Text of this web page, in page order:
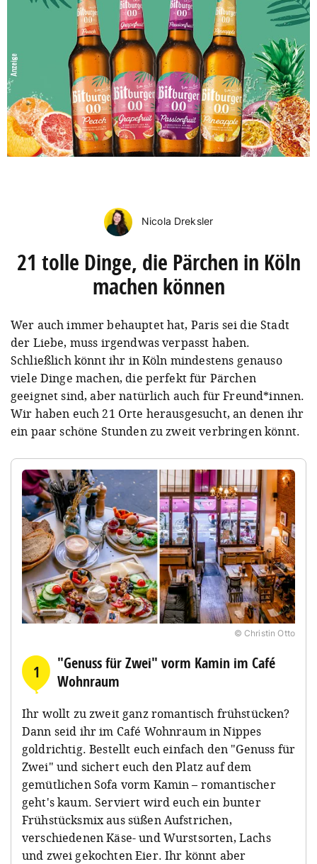
Nicola Dreksler
21 tolle Dinge, die Pärchen in Köln
machen können
Wer auch immer behauptet hat, Paris sei die Stadt
der Liebe, muss irgendwas verpasst haben.
Schließlich könnt ihr in Köln mindestens genauso
viele Dinge machen, die perfekt für Pärchen
geeignet sind, aber natürlich auch für Freund*innen.
Wir haben euch 21 Orte herausgesucht, an denen ihr
ein paar schöne Stunden zu zweit verbringen könnt.
© Christin Otto
1
"Genuss für Zwei" vorm Kamin im Café
Wohnraum
Ihr wollt zu zweit ganz romantisch frühstücken?
Dann seid ihr im Café Wohnraum in Nippes
goldrichtig. Bestellt euch einfach den "Genuss für
Zwei" und sichert euch den Platz auf dem
gemütlichen Sofa vorm Kamin – romantischer
geht's kaum. Serviert wird euch ein bunter
Frühstücksmix aus süßen Aufstrichen,
verschiedenen Käse- und Wurstsorten, Lachs
und zwei gekochten Eier. Ihr könnt aber